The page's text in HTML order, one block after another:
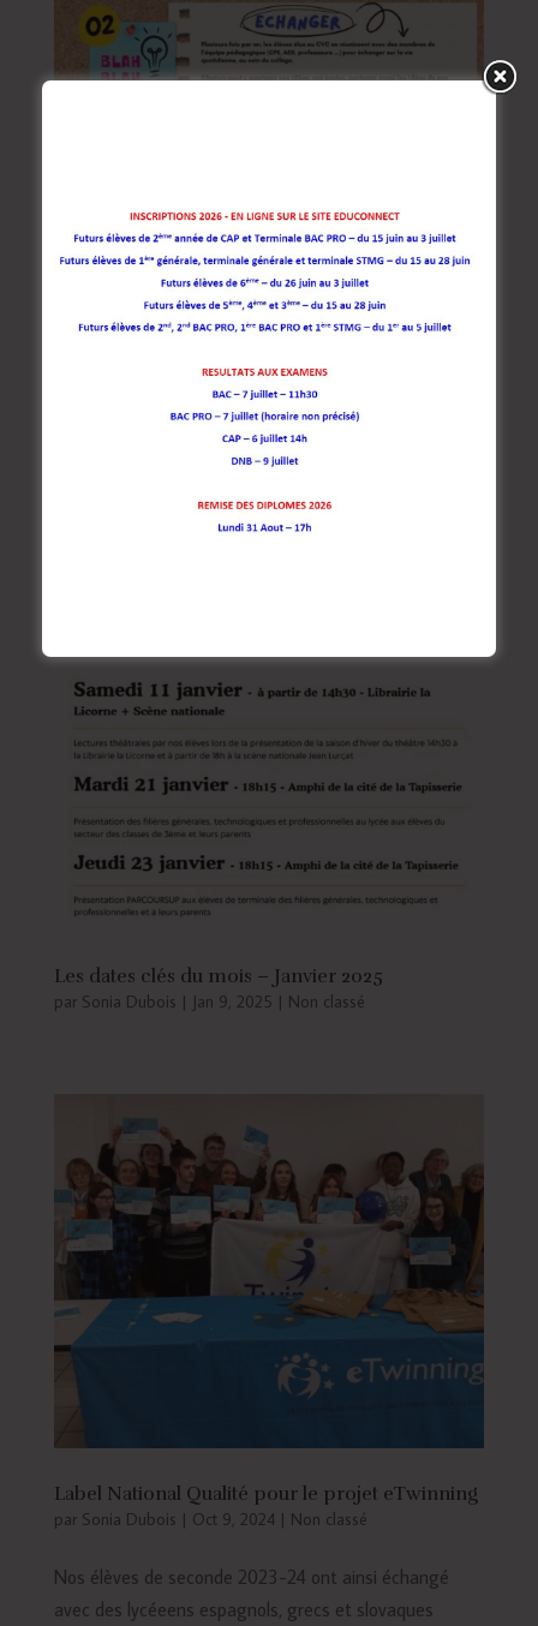
Sep 26, 2025|
Les dates clés du mois – Janvier 2025
par Sonia Dubois | Jan 9, 2025 | Non classé
Label National Qualité pour le projet eTwinning
par Sonia Dubois | Oct 9, 2024| Non classé
Nos élèves de seconde 2023-24 ont ainsi échangé
avec des lycéeens espagnols, grecs et slovaques